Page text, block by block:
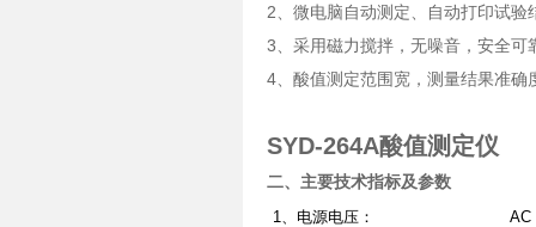
2、微电脑自动测定、自动打印试
3、采用磁力搅拌，无噪音，安全可
4、酸值测定范围宽，测量结果准
SYD-264A酸值测定仪
二、主要技术指标及参数
1、电源电压： AC